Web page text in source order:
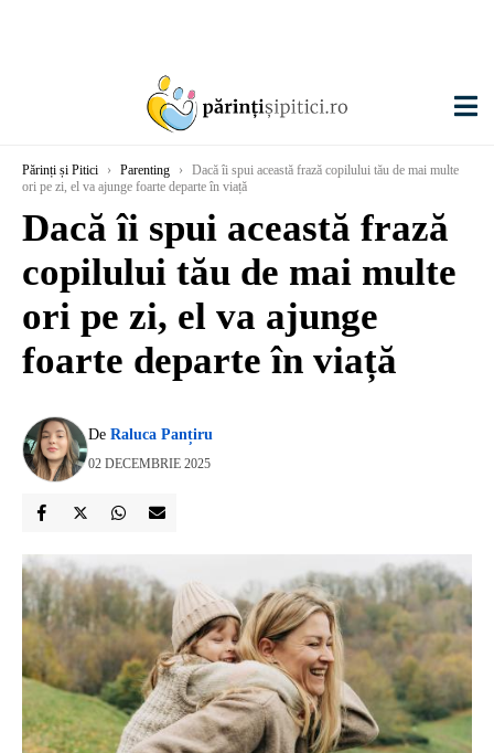
Părinți și Pitici › Parenting ›
Dacă îi spui această frază copilului tău de mai multe
ori pe zi, el va ajunge foarte departe în viață
Dacă îi spui această frază
copilului tău de mai multe
ori pe zi, el va ajunge
foarte departe în viață
De Raluca Panțiru
02 DECEMBRIE 2025